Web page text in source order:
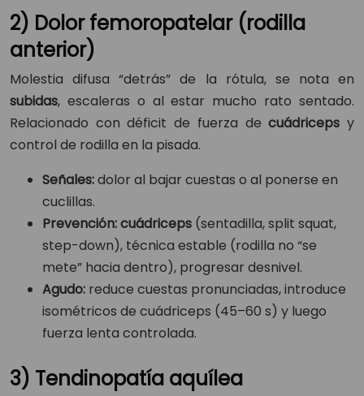
2) Dolor femoropatelar (rodilla
anterior)
Molestia difusa “detrás” de la rótula, se nota en
subidas, escaleras o al estar mucho rato sentado.
Relacionado con déficit de fuerza decuádriceps y
control de rodilla en la pisada.
Señales:dolor al bajar cuestas o al ponerse en
cuclillas.
Prevención:cuádriceps (sentadilla, split squat,
step-down), técnica estable (rodilla no “se
mete” hacia dentro), progresar desnivel.
Agudo: reduce cuestas pronunciadas, introduce
isométricos de cuádriceps (45–60 s) y luego
fuerza lenta controlada.
3) Tendinopatía aquílea